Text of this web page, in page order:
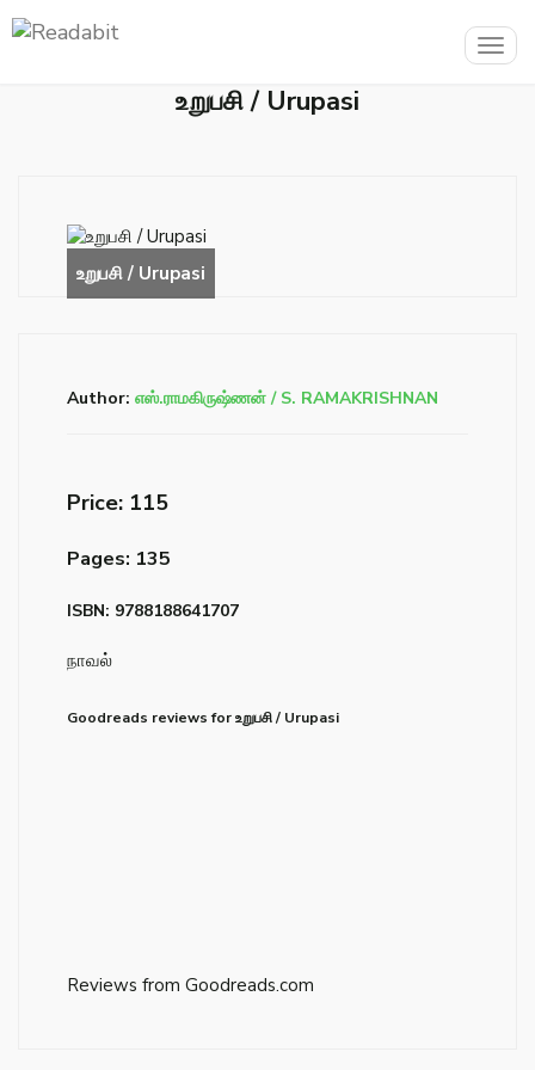
உறுபசி / Urupasi
Author: எஸ்.ராமகிருஷ்ணன் / S. RAMAKRISHNAN
Price: ₹115
Pages: 135
ISBN: 9788188641707
நாவல்
Goodreads reviews for உறுபசி / Urupasi
Reviews from Goodreads.com